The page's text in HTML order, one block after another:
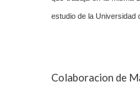
estudio de la Universidad
Colaboracion de